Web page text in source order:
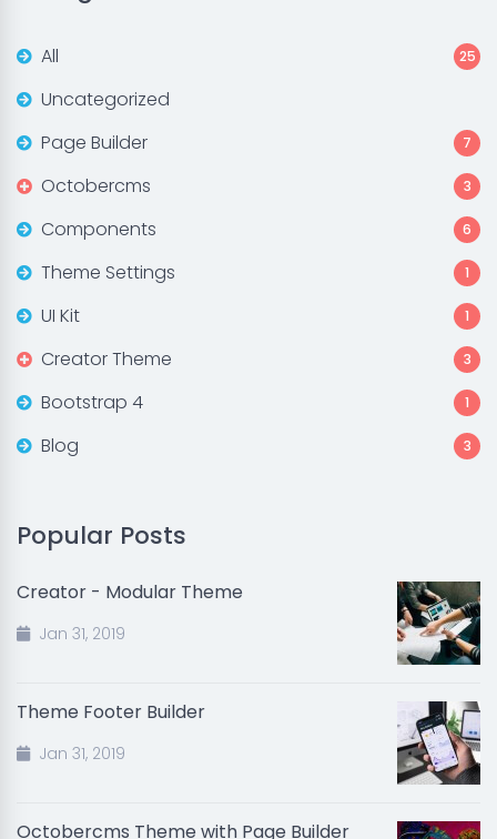
All 25
Uncategorized
Page Builder
7
Octobercms 3
Components 6
Theme Settings 1
UI Kit 1
Creator Theme 3
Bootstrap 4 1
Blog 3
Popular Posts
Creator - Modular Theme
Jan 31, 2019
Theme Footer Builder
Jan 31, 2019
Octobercms Theme with Page Builder